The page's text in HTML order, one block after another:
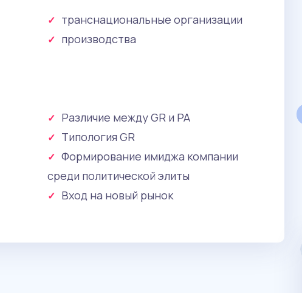
транснациональные организации
производства
Различие между GR и PA
Типология GR
Формирование имиджа компании
среди политической элиты
Вход на новый рынок
74 000 руб. / год
Бакалавриат
Прикладная информатика в
экономике
технологиями в экономике